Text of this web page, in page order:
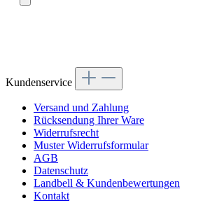
Kundenservice
Versand und Zahlung
Rücksendung Ihrer Ware
Widerrufsrecht
Muster Widerrufsformular
AGB
Datenschutz
Landbell & Kundenbewertungen
Kontakt